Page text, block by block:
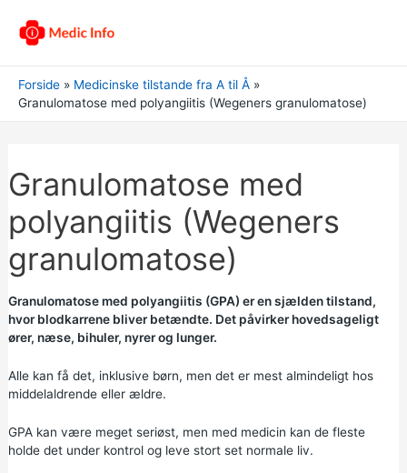
Forside
Medicinske tilstande fra A til Å
Granulomatose med polyangiitis (Wegeners granulomatose)
Granulomatose med
polyangiitis (Wegeners
granulomatose)
Granulomatose med polyangiitis (GPA) er en sjælden tilstand,
hvor blodkarrene bliver betændte. Det påvirker hovedsageligt
ører, næse, bihuler, nyrer og lunger.
Alle kan få det, inklusive børn, men det er mest almindeligt hos
middelaldrende eller ældre.
GPA kan være meget seriøst, men med medicin kan de fleste
holde det under kontrol og leve stort set normale liv.